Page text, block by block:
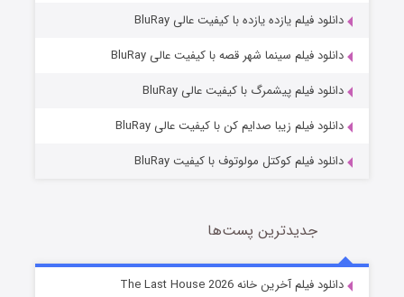
خاندان اژدها فصل ۳
دانلود فیلم یازده یازده با کیفیت عالی BluRay
دانلود فیلم سینما شهر قصه با کیفیت عالی BluRay
دانلود فیلم پیشمرگ با کیفیت عالی BluRay
دانلود فیلم زیبا صدایم کن با کیفیت عالی BluRay
دانلود فیلم کوکتل مولوتوف با کیفیت BluRay
جدیدترین پست‌ها
دانلود فیلم آخرین خانه The Last House 2026